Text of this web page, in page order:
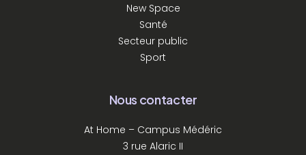
New Space
Santé
Secteur public
Sport
Nous contacter
At Home – Campus Médéric
3 rue Alaric II